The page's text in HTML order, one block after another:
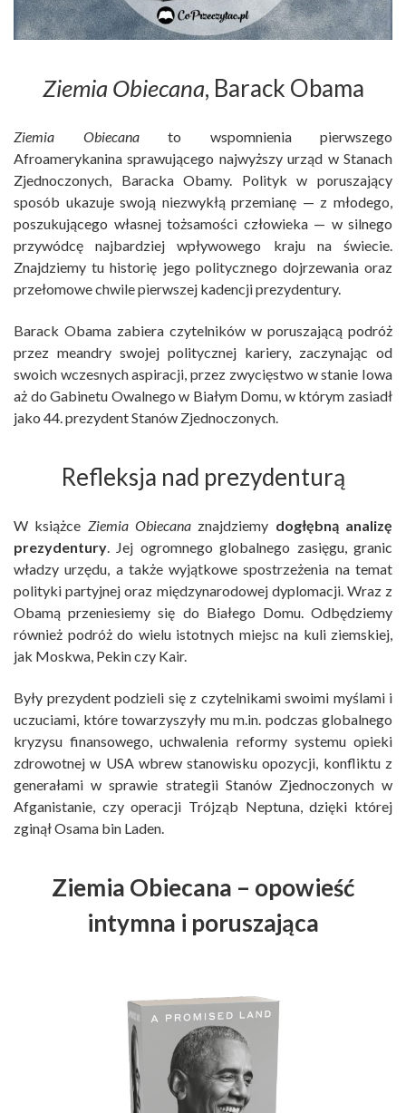
Ziemia Obiecana, Barack Obama
Ziemia Obiecanato wspomnienia pierwszego
Afroamerykanina sprawującego najwyższy urząd w Stanach
Zjednoczonych, Baracka Obamy. Polityk w poruszający
sposób ukazuje swoją niezwykłą przemianę — z młodego,
poszukującego własnej tożsamości człowieka — w silnego
przywódcę najbardziej wpływowego kraju na świecie.
Znajdziemy tu historię jego politycznego dojrzewania oraz
przełomowe chwile pierwszej kadencji prezydentury.
Barack Obama zabiera czytelników w poruszającą podróż
przez meandry swojej politycznej kariery, zaczynając od
swoich wczesnych aspiracji, przez zwycięstwo w stanie Iowa
aż do Gabinetu Owalnego w Białym Domu, w którym zasiadł
jako 44. prezydent Stanów Zjednoczonych.
Refleksja nad prezydenturą
W książce Ziemia Obiecana znajdziemy dogłębną analizę
prezydentury. Jej ogromnego globalnego zasięgu, granic
władzy urzędu, a także wyjątkowe spostrzeżenia na temat
polityki partyjnej oraz międzynarodowej dyplomacji. Wraz z
Obamą przeniesiemy się do Białego Domu. Odbędziemy
również podróż do wielu istotnych miejsc na kuli ziemskiej,
jak Moskwa, Pekin czy Kair.
Były prezydent podzieli się z czytelnikami swoimi myślami i
uczuciami, które towarzyszyły mu m.in. podczas globalnego
kryzysu finansowego, uchwalenia reformy systemu opieki
zdrowotnej w USA wbrew stanowisku opozycji, konfliktu z
generałami w sprawie strategii Stanów Zjednoczonych w
Afganistanie, czy operacji Trójząb Neptuna, dzięki której
zginął Osama bin Laden.
Ziemia Obiecana – opowieść
intymna i poruszająca